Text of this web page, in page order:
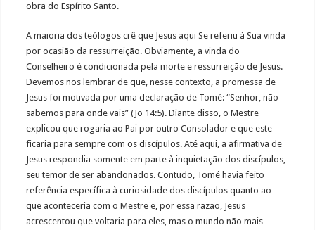
obra do Espírito Santo.
A maioria dos teólogos crê que Jesus aqui Se referiu à Sua vinda
por ocasião da ressurreição. Obviamente, a vinda do
Conselheiro é condicionada pela morte e ressurreição de Jesus.
Devemos nos lembrar de que, nesse contexto, a promessa de
Jesus foi motivada por uma declaração de Tomé: “Senhor, não
sabemos para onde vais” (Jo 14:5). Diante disso, o Mestre
explicou que rogaria ao Pai por outro Consolador e que este
ficaria para sempre com os discípulos. Até aqui, a afirmativa de
Jesus respondia somente em parte à inquietação dos discípulos,
seu temor de ser abandonados. Contudo, Tomé havia feito
referência específica à curiosidade dos discípulos quanto ao
que aconteceria com o Mestre e, por essa razão, Jesus
acrescentou que voltaria para eles, mas o mundo não mais